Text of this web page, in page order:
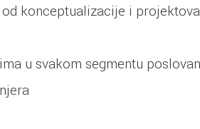
konceptualizacije i
u svakom segmentu